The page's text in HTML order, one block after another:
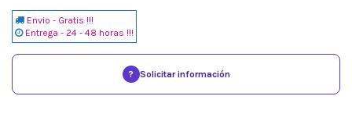
Envio - Gratis !!!
Entrega - 24 - 48 horas !!!
? Solicitar información